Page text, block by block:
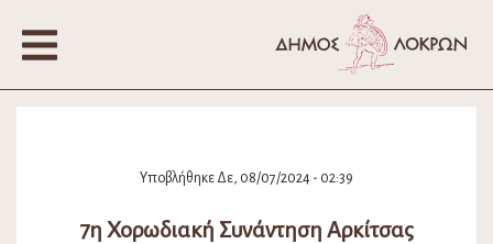
Υποβλήθηκε Δε, 08/07/2024 - 02:39
7η Χορωδιακή Συνάντηση Αρκίτσας